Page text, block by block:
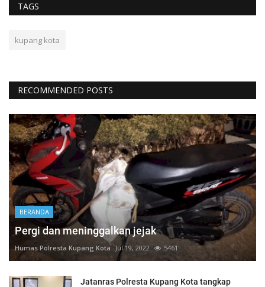
TAGS
kupang kota
RECOMMENDED POSTS
BERANDA
Pergi dan meninggalkan jejak
Humas Polresta Kupang Kota Jul 19, 2022 5461
Jatanras Polresta Kupang Kota tangkap